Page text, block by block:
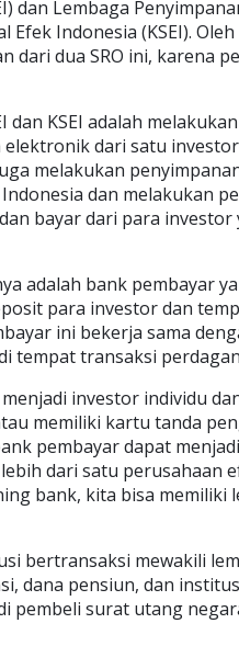
dan Lembaga
Efek Indonesia (KSEI).
dari dua SRO ini, karena
dan KSEI adalah
dari satu
melakukan
dan melakukan
bayar dari para
adalah bank pembayar
para investor dan
ini bekerja sama
tempat transaksi
investor individu
memiliki kartu tanda
pembayar dapat
dari satu perusahaan
bank, kita bisa memiliki
bertransaksi mewakili
dana pensiun, dan
pembeli surat utang